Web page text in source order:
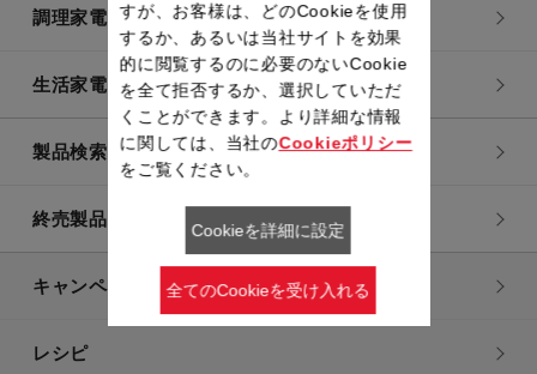
調理家電
生活家電
製品検索一覧
終売製品一覧
キャンペーン・特集
レシピ
すが、お客様は、どのCookieを使用
するか、あるいは当社サイトを効果
的に閲覧するのに必要のないCookie
を全て拒否するか、選択していただ
くことができます。より詳細な情報
に関しては、当社のCookieポリシー
をご覧ください。
Cookieを詳細に設定
全てのCookieを受け入れる